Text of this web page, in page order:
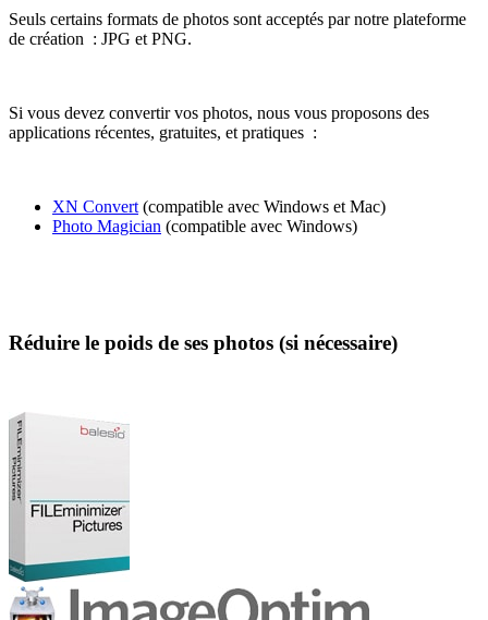
Seuls certains formats de photos sont acceptés par notre plateforme
de création : JPG et PNG.
Si vous devez convertir vos photos, nous vous proposons des
applications récentes, gratuites, et pratiques :
XN Convert (compatible avec Windows et Mac)
Photo Magician (compatible avec Windows)
Réduire le poids de ses photos (si nécessaire)